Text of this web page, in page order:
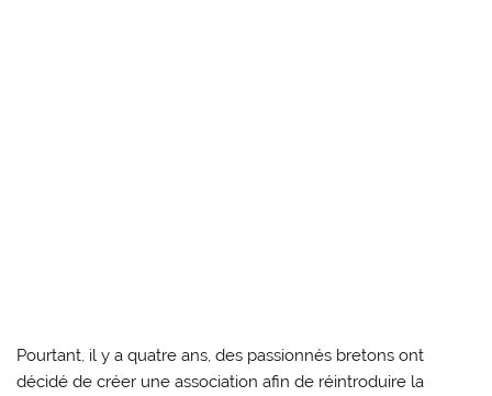
Pourtant, il y a quatre ans, des passionnés bretons ont
décidé de créer une association afin de réintroduire la